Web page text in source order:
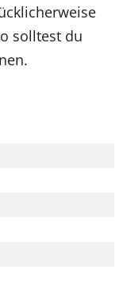
solltest du